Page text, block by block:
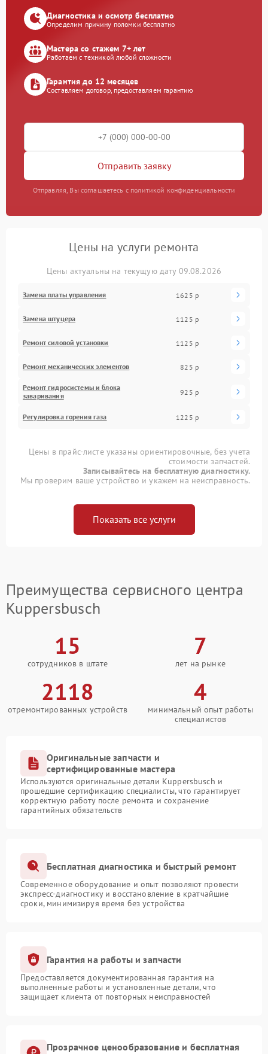
Диагностика и осмотр бесплатно
Определим причину поломки бесплатно
Мастера со стажем 7+ лет
Работаем с техникой любой сложности
Гарантия до 12 месяцев
Составляем договор, предоставляем гарантию
Отправить заявку
Отправляя, Вы соглашаетесь с политикой конфиденциальности
Цены на услуги ремонта
Цены актуальны на текущую дату 09.08.2026
Замена платы управления 1625 р
Замена штуцера 1125 р
Ремонт силовой установки 1125 р
Ремонт механических элементов 825 р
Ремонт гидросистемы и блока
заваривания
925 р
Регулировка горения газа 1225 р
Цены в прайс-листе указаны ориентировочные, без учета
стоимости запчастей.
Записывайтесь на бесплатную диагностику.
Мы проверим ваше устройство и укажем на неисправность.
Показать все услуги
Преимущества сервисного центра
Kuppersbusch
15
сотрудников в штате
7
лет на рынке
2118
отремонтированных устройств
4
минимальный опыт работы
специалистов
Оригинальные запчасти и
сертифицированные мастера
Используются оригинальные детали Kuppersbusch и
прошедшие сертификацию специалисты, что гарантирует
корректную работу после ремонта и сохранение
гарантийных обязательств
Бесплатная диагностика и быстрый ремонт
Современное оборудование и опыт позволяют провести
экспресс-диагностику и восстановление в кратчайшие
сроки, минимизируя время без устройства
Гарантия на работы и запчасти
Предоставляется документированная гарантия на
выполненные работы и установленные детали, что
защищает клиента от повторных неисправностей
Прозрачное ценообразование и бесплатная